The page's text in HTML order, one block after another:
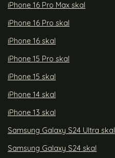
iPhone 16 Pro Max skal
iPhone 16 Pro skal
iPhone 16 skal
iPhone 15 Pro skal
iPhone 15 skal
iPhone 14 skal
iPhone 13 skal
Samsung Galaxy S24 Ultra skal
Samsung Galaxy S24 skal